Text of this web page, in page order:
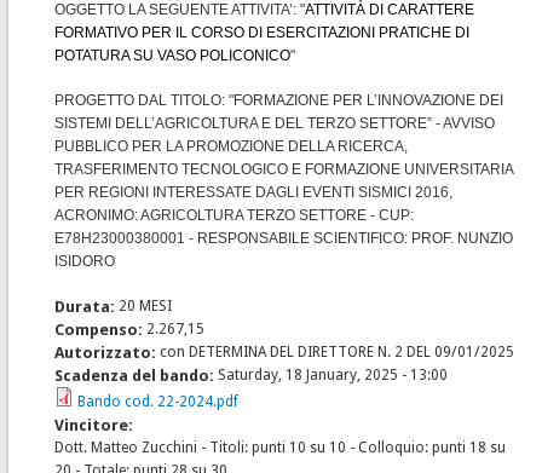
OGGETTO LA SEGUENTE ATTIVITA’: "ATTIVITÀ DI CARATTERE
FORMATIVO PER IL CORSO DI ESERCITAZIONI PRATICHE DI
POTATURA SU VASO POLICONICO"
PROGETTO DAL TITOLO: "FORMAZIONE PER L’INNOVAZIONE DEI
SISTEMI DELL’AGRICOLTURA E DEL TERZO SETTORE” - AVVISO
PUBBLICO PER LA PROMOZIONE DELLA RICERCA,
TRASFERIMENTO TECNOLOGICO E FORMAZIONE UNIVERSITARIA
PER REGIONI INTERESSATE DAGLI EVENTI SISMICI 2016,
ACRONIMO: AGRICOLTURA TERZO SETTORE - CUP:
E78H23000380001 - RESPONSABILE SCIENTIFICO: PROF. NUNZIO
ISIDORO
Durata: 20 MESI
Compenso: 2.267,15
Autorizzato:con DETERMINA DEL DIRETTORE N. 2 DEL 09/01/2025
Scadenza del bando: Saturday, 18 January, 2025 - 13:00
Bando cod. 22-2024.pdf
Vincitore:
Dott. Matteo Zucchini - Titoli: punti 10 su 10 - Colloquio: punti 18 su